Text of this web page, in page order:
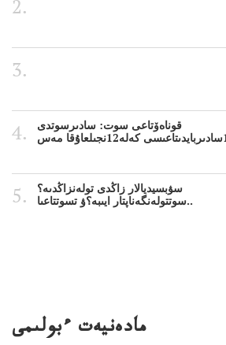
قوناەۆتاعى سوت: سادىرسوتدى
سۋبسيديالار زاڭدى تولەنزاڭدىە؟
سوتتولەنگەناپتار ايىبە؟ۋ تسوتتاعىا..
مادەنيەت ءبولىمى